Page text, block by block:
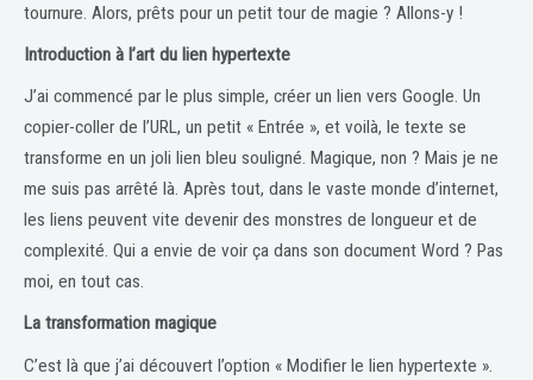
tournure. Alors, prêts pour un petit tour de magie ? Allons-y !
Introduction à l’art du lien hypertexte
J’ai commencé par le plus simple, créer un lien vers Google. Un
copier-coller de l’URL, un petit « Entrée », et voilà, le texte se
transforme en un joli lien bleu souligné. Magique, non ? Mais je ne
me suis pas arrêté là. Après tout, dans le vaste monde d’internet,
les liens peuvent vite devenir des monstres de longueur et de
complexité. Qui a envie de voir ça dans son document Word ? Pas
moi, en tout cas.
La transformation magique
C’est là que j’ai découvert l’option « Modifier le lien hypertexte ».